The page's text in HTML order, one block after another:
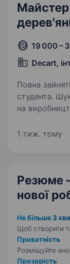
19 000 –
Decart,
Повна
студента. Шукаємо працівника
на
вивіски,
1 тиж. тому
Резюме
нової
Не більше 3
Щоб створити
Приватність
Розміщуйте
Прозорість